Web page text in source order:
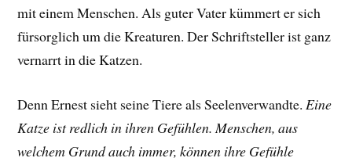
mit einem Menschen. Als guter Vater kümmert er sich
fürsorglich um die Kreaturen. Der Schriftsteller ist ganz
vernarrt in die Katzen.
Denn Ernest sieht seine Tiere als Seelenverwandte.Eine
Katze ist redlich in ihren Gefühlen. Menschen, aus
welchem Grund auch immer, können ihre Gefühle